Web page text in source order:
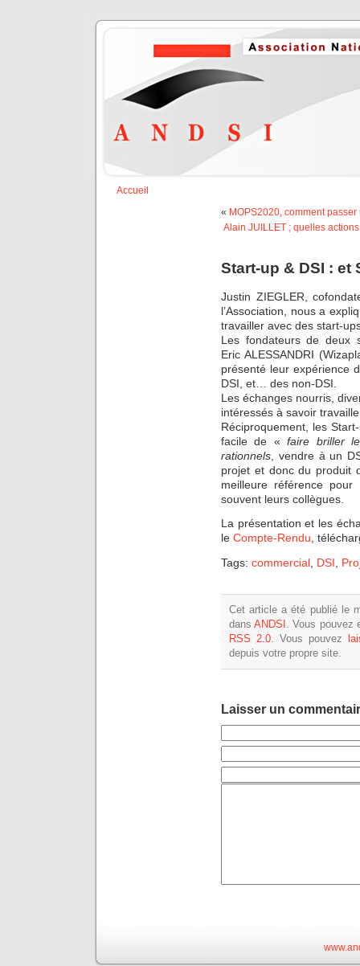
Accueil
« MOPS2020, comment
Alain JUILLET ; quelles
Start-up & DSI :
Justin ZIEGLER,
l’Association, nous a
travailler avec des start-
Les fondateurs de deux
Eric ALESSANDRI
présenté leur expérience
DSI, et… des non-DSI.
Les échanges nourris,
intéressés à savoir
Réciproquement, les
facile de «faire briller
rationnels , vendre à un
projet et donc du produit
meilleure référence
souvent leurs collègues.
La présentation et les
le Compte-Rendu ,
Tags: commercial DSI
Cet article a été publié le
dansANDSI
. Vous
RSS 2.0. Vous pouvez
depuis votre propre site.
Laisser un